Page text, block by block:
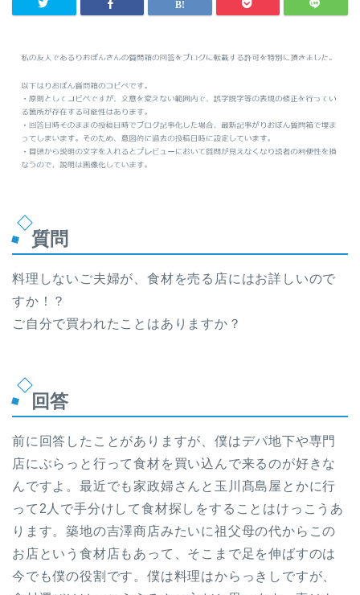
質問
料理しないご夫婦が、食材を売る店にはお詳しいので
すか！？
ご自分で買われたことはありますか？
回答
前に回答したことがありますが、僕はデパ地下や専門
店にぶらっと行って食材を買い込んで来るのが好きな
んですよ。最近でも家政婦さんと玉川髙島屋とかに行
って2人で手分けして食材探しをすることはけっこうあ
ります。築地の吉澤商店みたいに祖父母の代からこの
お店という食材店もあって、そこまで足を伸ばすのは
今でも僕の役割です。僕は料理はからっきしですが、